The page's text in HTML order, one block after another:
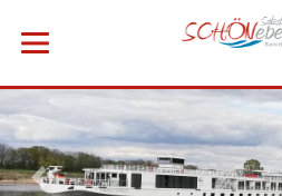
Menü öffnen
Vorheriges Bild